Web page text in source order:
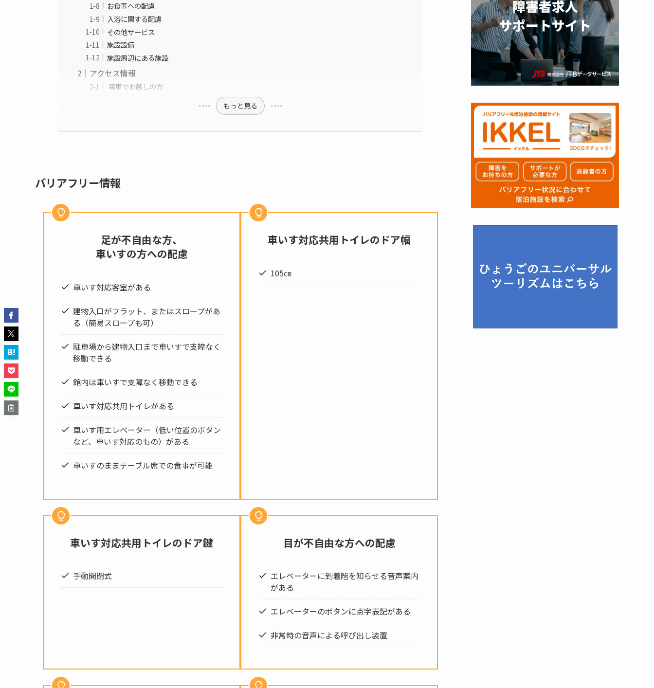
お食事への配慮
入浴に関する配慮
その他サービス
施設設備
施設周辺にある施設
アクセス情報
電車でお越しの方
もっと見る
バリアフリー情報
足が不自由な方、
車いすの方への配慮
車いす対応客室がある
建物入口がフラット、またはスロープがあ
る（簡易スロープも可）
駐車場から建物入口まで車いすで支障なく
移動できる
館内は車いすで支障なく移動できる
車いす対応共用トイレがある
車いす用エレベーター（低い位置のボタン
など、車いす対応のもの）がある
車いすのままテーブル席での食事が可能
車いす対応共用トイレのドア幅
105㎝
車いす対応共用トイレのドア鍵
手動開閉式
目が不自由な方への配慮
エレベーターに到着階を知らせる音声案内
がある
エレベーターのボタンに点字表記がある
非常時の音声による呼び出し装置